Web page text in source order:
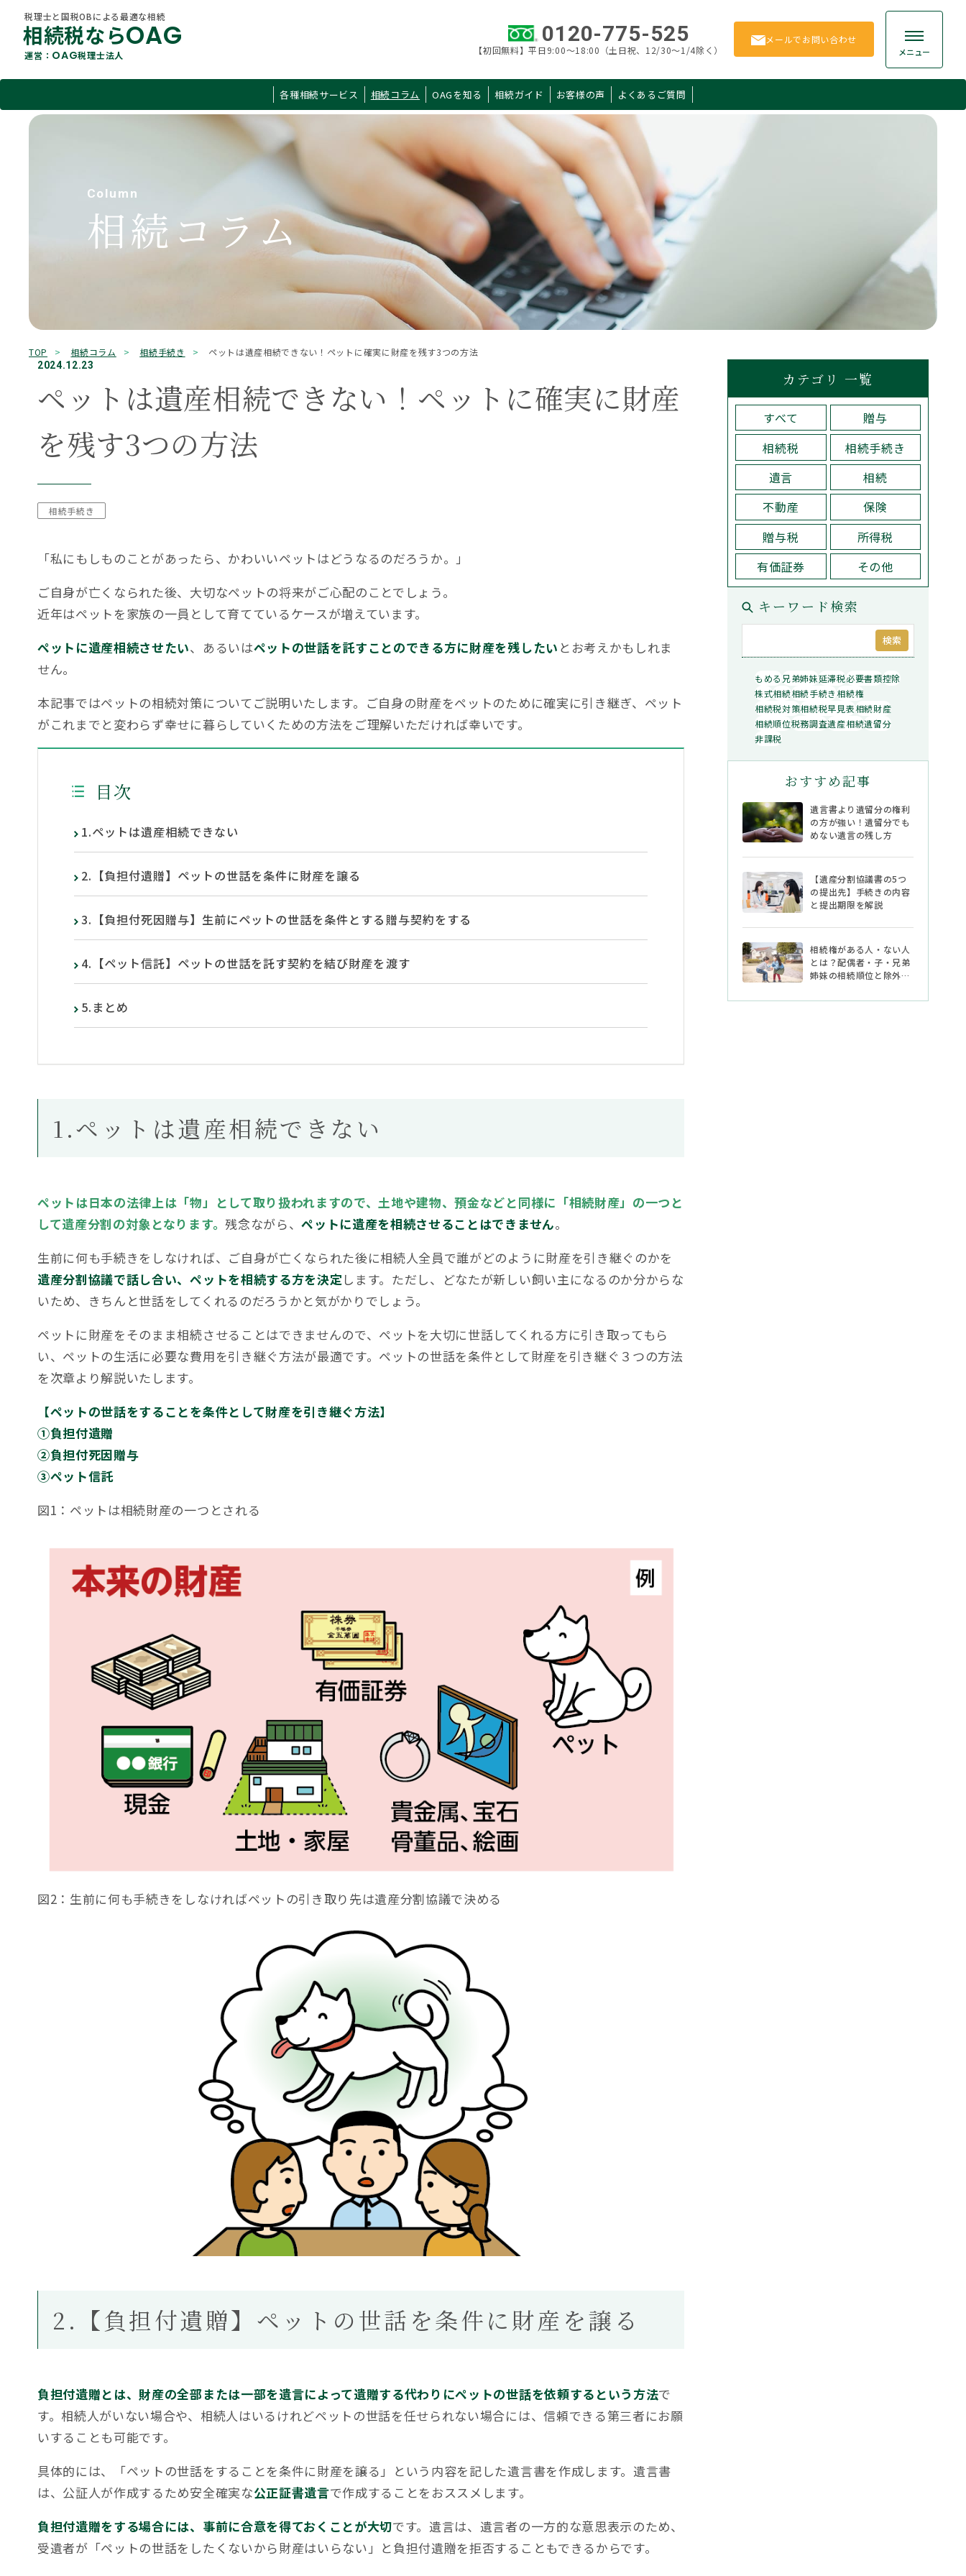
税理士と国税OBによる最適な相続
相続税ならOAG
運営： OAG税理士法人
0120-775-525
【初回無料】平日9:00～18:00（土日祝、12/30～1/4除く）
メールでお問い合わせ
メニュー
相続税ならOAG
相続コラム
当社概要
税理士紹介
拠点一覧
相続ガイド
初めての相続
申告手続きガイド
申告までの流れ
料金・シミュレーション
税理士の選び方
0120-775-525
【初回無料】平日9:00～18:00（土日祝、12/30～1/4除く）
コーポレートサイト プライバシーポリシー
カテゴリ 一覧
すべて
相続税
相続手続き
相続
不動産
有価証券
キーワード検索
もめる 兄弟姉妹延滞税 必要書類控除 株式相続相続手続き 相続権相続税対策相続税早見表相続財産相続順位 税務調査遺産相続遺留分 非課税
当社概要
税理士紹介
Office Information
事務所一覧
Why Choose Us
選ばれる理由
各種相続サービス 相続コラム OAGを知る 相続ガイド お客様の声 よくあるご質問
Column
相続コラム
TOP 相続コラム 相続手続き ペットは遺産相続できない！ペットに確実に財産を残す3つの方法
2024.12.23
ペットは遺産相続できない！ペットに確実に財産
を残す3つの方法
相続手続き
「私にもしものことがあったら、かわいいペットはどうなるのだろうか。」
ご自身が亡くなられた後、大切なペットの将来がご心配のことでしょう。
近年はペットを家族の一員として育てているケースが増えています。
ペットに遺産相続させたい、あるいはペットの世話を託すことのできる方に財産を残したい とお考えかもしれま
せん。
本記事ではペットの相続対策についてご説明いたします。ご自身の財産をペットのために確実に引き継ぎ、ペット
がこれまでと変わらず幸せに暮らしていくための方法をご理解いただければ幸いです。
目次
1.ペットは遺産相続できない
2.【負担付遺贈】ペットの世話を条件に財産を譲る
3.【負担付死因贈与】生前にペットの世話を条件とする贈与契約をする
4.【ペット信託】ペットの世話を託す契約を結び財産を渡す
5.まとめ
1.ペットは遺産相続できない
ペットは日本の法律上は「物」として取り扱われますので、土地や建物、預金などと同様に「相続財産」の一つと
して遺産分割の対象となります。残念ながら、ペットに遺産を相続させることはできません。
生前に何も手続きをしなければ、ご自身が亡くなられた後に相続人全員で誰がどのように財産を引き継ぐのかを
遺産分割協議で話し合い、ペットを相続する方を決定します。ただし、どなたが新しい飼い主になるのか分からな
いため、きちんと世話をしてくれるのだろうかと気がかりでしょう。
ペットに財産をそのまま相続させることはできませんので、ペットを大切に世話してくれる方に引き取ってもら
い、ペットの生活に必要な費用を引き継ぐ方法が最適です。ペットの世話を条件として財産を引き継ぐ３つの方法
を次章より解説いたします。
【ペットの世話をすることを条件として財産を引き継ぐ方法】
①負担付遺贈
②負担付死因贈与
③ペット信託
図1：ペットは相続財産の一つとされる
図2：生前に何も手続きをしなければペットの引き取り先は遺産分割協議で決める
2.【負担付遺贈】ペットの世話を条件に財産を譲る
負担付遺贈とは、財産の全部または一部を遺言によって遺贈する代わりにペットの世話を依頼するという方法で
す。相続人がいない場合や、相続人はいるけれどペットの世話を任せられない場合には、信頼できる第三者にお願
いすることも可能です。
具体的には、「ペットの世話をすることを条件に財産を譲る」という内容を記した遺言書を作成します。遺言書
は、公証人が作成するため安全確実な公正証書遺言で作成することをおススメします。
負担付遺贈をする場合には、事前に合意を得ておくことが大切です。遺言は、遺言者の一方的な意思表示のため、
受遺者が「ペットの世話をしたくないから財産はいらない」と負担付遺贈を拒否することもできるからです。
カテゴリ 一覧
すべて
贈与
相続税
相続手続き
遺言
相続
不動産
保険
贈与税
所得税
有価証券
その他
キーワード検索
検索
もめる 兄弟姉妹延滞税必要書類控除
株式相続相続手続き相続権
相続税対策相続税早見表相続財産
相続順位税務調査遺産相続遺留分
非課税
おすすめ記事
遺言書より遺留分の権利
の方が強い！遺留分でも
めない遺言の残し方
【遺産分割協議書の5つ
の提出先】手続きの内容
と提出期限を解説
相続権がある人・ない人
とは？配偶者・子・兄弟
姉妹の相続順位と除外さ